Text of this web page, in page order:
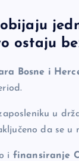
ostaju
Bosne i
u
da se u
i finansiranje